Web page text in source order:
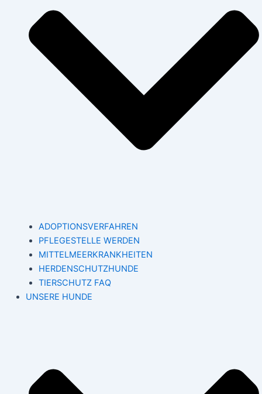
ADOPTIONSVERFAHREN
PFLEGESTELLE WERDEN
MITTELMEERKRANKHEITEN
HERDENSCHUTZHUNDE
TIERSCHUTZ FAQ
UNSERE HUNDE